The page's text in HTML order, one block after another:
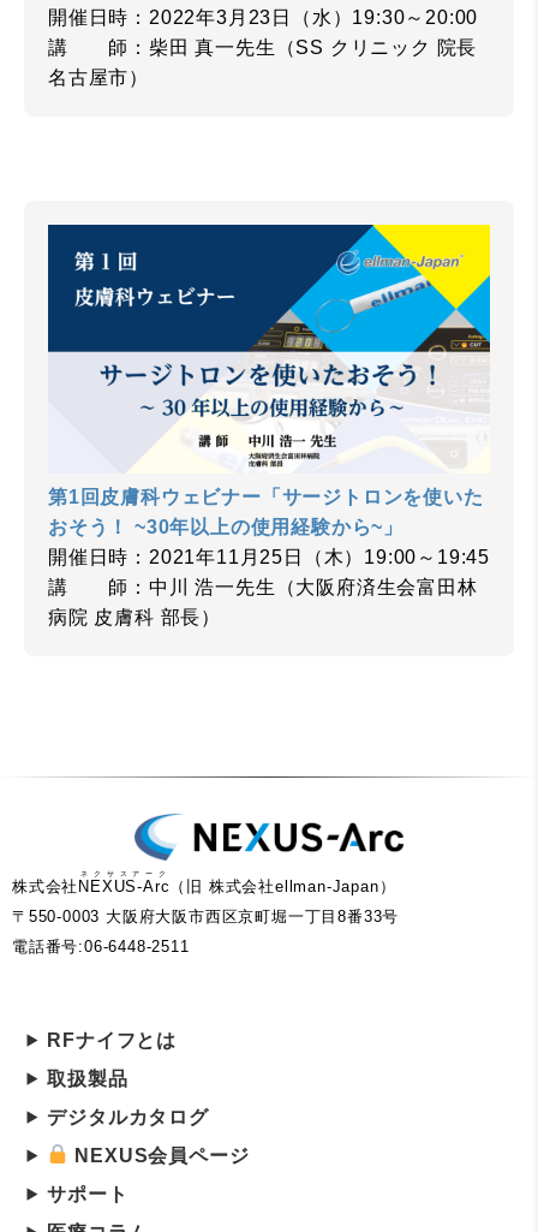
開催日時：2022年3月23日（水）19:30～20:00
講 師：柴田 真一先生（SS クリニック 院長
名古屋市）
第1回皮膚科ウェビナー「サージトロンを使いた
おそう！ ~30年以上の使用経験から~」
開催日時：2021年11月25日（木）19:00～19:45
講 師：中川 浩一先生（大阪府済生会富田林
病院 皮膚科 部長）
株式会社 NEXUS-Arc
ネクサスアーク
（旧 株式会社ellman-Japan）
〒550-0003 大阪府大阪市西区京町堀一丁目8番33号
電話番号:06-6448-2511
RFナイフとは
取扱製品
デジタルカタログ
NEXUS会員ページ
サポート